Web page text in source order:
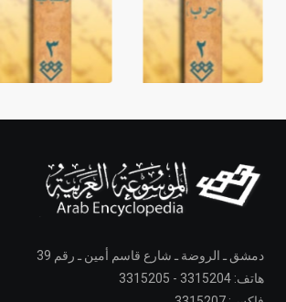
دمشق ـ الروضة ـ شارع قاسم أمين ـ رقم 39
هاتف: 3315204 - 3315205